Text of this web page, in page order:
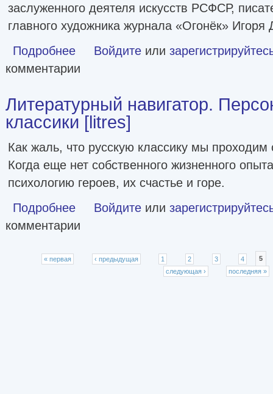
заслуженного деятеля искусств РСФСР,
главного художника журнала «Огонёк» Игоря
Подробнее о От Ренессанса до Барокко [litres]
Войдите или
комментарии
Литературный навигатор.
классики [litres]
Как жаль, что русскую классику мы
Когда еще нет собственного жизненного
психологию героев, их счастье и горе.
Подробнее о Литературный навигатор. Персонажи русской
Войдите или
комментарии
Страницы
« первая ‹ предыдущая 1 2 3 4
5
следующая ›
последняя »